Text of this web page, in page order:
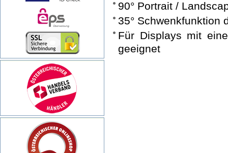
90° Portrait /
35° Schwenkfunktion
Für Displays mit
geeignet